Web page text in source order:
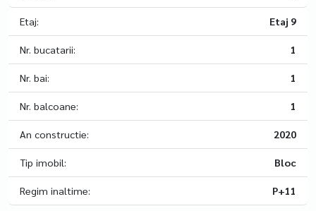
Etaj: Etaj 9
Nr. bucatarii: 1
Nr. bai: 1
Nr. balcoane: 1
An constructie: 2020
Tip imobil: Bloc
Regim inaltime: P+11